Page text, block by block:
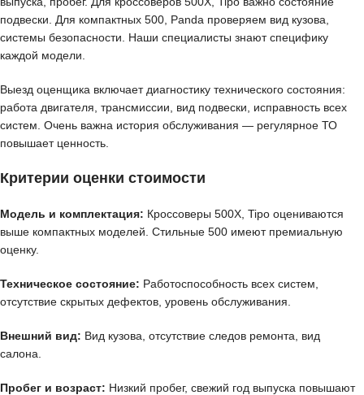
подвески. Для компактных 500, Panda проверяем вид кузова,
системы безопасности. Наши специалисты знают специфику
каждой модели.
Выезд оценщика включает диагностику технического состояния:
работа двигателя, трансмиссии, вид подвески, исправность всех
систем. Очень важна история обслуживания — регулярное ТО
повышает ценность.
Критерии оценки стоимости
Модель и комплектация: Кроссоверы 500X, Tipo оцениваются
выше компактных моделей. Стильные 500 имеют премиальную
оценку.
Техническое состояние: Работоспособность всех систем,
отсутствие скрытых дефектов, уровень обслуживания.
Внешний вид: Вид кузова, отсутствие следов ремонта, вид
салона.
Пробег и возраст: Низкий пробег, свежий год выпуска повышают